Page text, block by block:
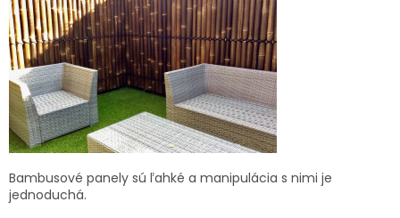
Bambusové panely sú ľahké a manipulácia s nimi je
jednoduchá.